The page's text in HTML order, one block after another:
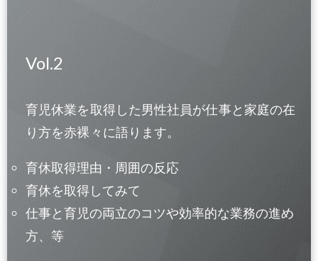
Vol.2
育児休業を取得した男性社員が仕事と家庭の在
り方を赤裸々に語ります。
育休取得理由・周囲の反応
育休を取得してみて
仕事と育児の両立のコツや効率的な業務の進め
方、等